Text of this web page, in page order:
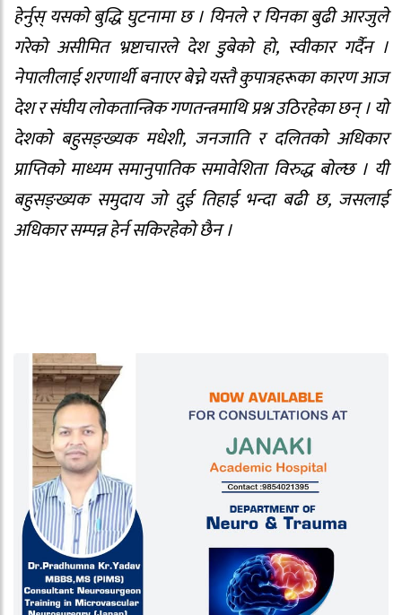
हेर्नुस् यसको बुद्धि घुटनामा छ । यिनले र यिनका बुढी आरजुले
गरेको असीमित भ्रष्टाचारले देश डुबेको हो, स्वीकार गर्दैन ।
नेपालीलाई शरणार्थी बनाएर बेच्ने यस्तै कुपात्रहरूका कारण आज
देश र संघीय लोकतान्त्रिक गणतन्त्रमाथि प्रश्न उठिरहेका छन् । यो
देशको बहुसङ्ख्यक मधेशी, जनजाति र दलितको अधिकार
प्राप्तिको माध्यम समानुपातिक समावेशिता विरुद्ध बोल्छ । यी
बहुसङ्ख्यक समुदाय जो दुई तिहाई भन्दा बढी छ, जसलाई
अधिकार सम्पन्न हेर्न सकिरहेको छैन ।